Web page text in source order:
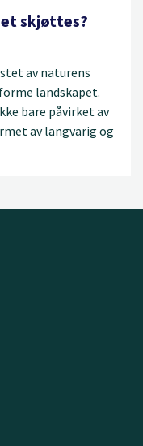
skjøttes?
av naturens
landskapet.
bare påvirket av
av langvarig og